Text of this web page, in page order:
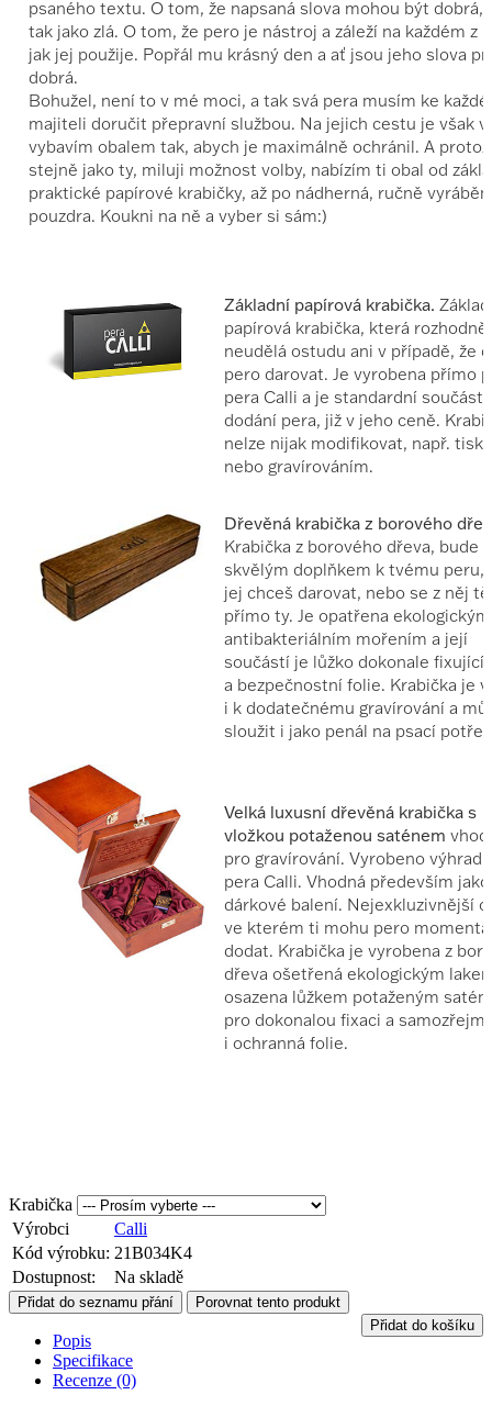
Krabička
Výrobci
Calli
Kód výrobku: 21B034K4
Dostupnost:
Na skladě
Přidat do seznamu přání
Porovnat tento produkt
Přidat do košíku
Popis
Specifikace
Recenze (0)